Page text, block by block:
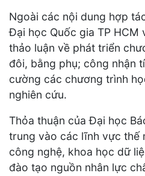
Ngoài các nội dung hợp
Đại học Quốc gia TP HCM
thảo luận về phát triển
đôi, bằng phụ; công nhận
cường các chương trình
nghiên cứu.
Thỏa thuận của Đại học
trung vào các lĩnh vực thế
công nghệ, khoa học dữ
đào tạo nguồn nhân lực